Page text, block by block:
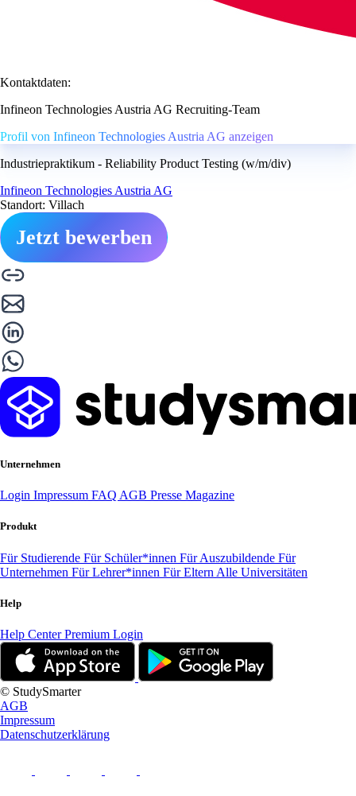
Kontaktdaten:
Infineon Technologies Austria AG Recruiting-Team
Profil von Infineon Technologies Austria AG anzeigen
Industriepraktikum - Reliability Product Testing (w/m/div)
Infineon Technologies Austria AG
Standort: Villach
Jetzt bewerben
Unternehmen
Login Impressum FAQ AGB Presse Magazine
Produkt
Für Studierende Für Schüler*innen Für Auszubildende Für
Unternehmen Für Lehrer*innen Für Eltern Alle Universitäten
Help
Help CenterPremium Login
© StudySmarter
AGB
Impressum
Datenschutzerklärung